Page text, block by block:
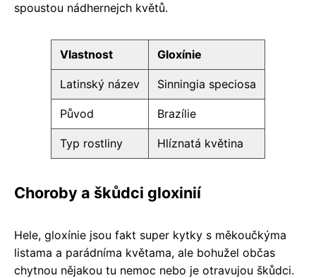
spoustou nádhernejch květů.
Vlastnost Gloxínie
Latinský název Sinningia speciosa
Původ Brazílie
Typ rostliny Hlíznatá květina
Choroby a škůdci gloxinií
Hele, gloxínie jsou fakt super kytky s měkoučkýma
listama a parádníma květama, ale bohužel občas
chytnou nějakou tu nemoc nebo je otravujou škůdci.